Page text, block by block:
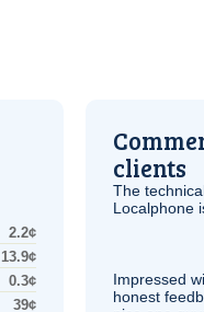
2.2¢
13.9¢
0.3¢
39¢
clients
The
Localphone
Impressed
honest